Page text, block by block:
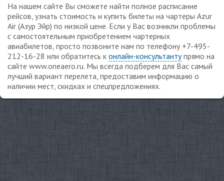
На нашем сайте Вы сможете найти полное расписание
рейсов, узнать стоимость и купить билеты на чартеры Azur
Air (Азур Эйр) по низкой цене. Если у Вас возникли проблемы
с самостоятельным приобретением чартерных
авиабилетов, просто позвоните нам по телефону +7-495-
212-16-28 или обратитесь к онлайн-консультантупрямо на
сайте www.oneaero.ru. Мы всегда подберем для Вас самый
лучший вариант перелета, предоставим информацию о
наличии мест, скидках и спецпредложениях.